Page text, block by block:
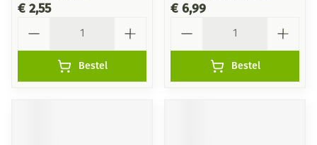
€ 2,55
Bestel
€ 6,99
Bestel